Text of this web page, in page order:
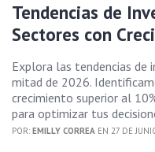
Tendencias de
Sectores con
Explora las tendencias de
mitad de 2026.
crecimiento superior al
para optimizar tus
POR: EMILLY CORREA EN 27 DE